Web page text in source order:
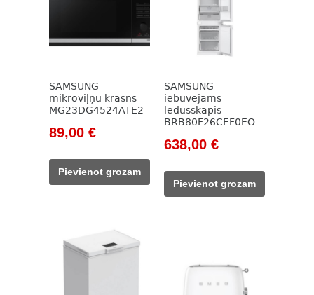
SAMSUNG
mikroviļņu krāsns
MG23DG4524ATE2
Original
was:
149,00 €.
89,00 €Current
Pievienot grozam
SAMSUNG
iebūvējams
ledusskapis
BRB80F26CEF0EO
Original
was:
993,00 €.
638,00 €Current
638,00 €.
Pievienot grozam